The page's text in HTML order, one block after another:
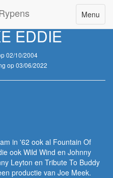
Toggle
Menu
EDDIE
02/10/2004
op 03/06/2022
in '62 ook al Fountain Of
ook Wild Wind en Johnny
Leyton en Tribute To Buddy
productie van Joe Meek.